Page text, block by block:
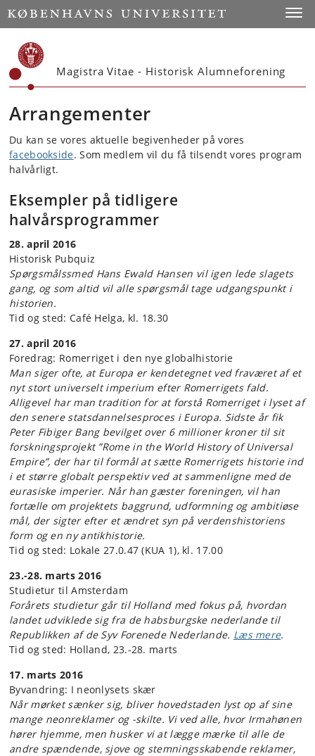
Start
Magistra Vitae - Historisk Alumneforening
Arrangementer
Du kan se vores aktuelle begivenheder på vores
facebookside. Som medlem vil du få tilsendt vores program
halvårligt.
Eksempler på tidligere
halvårsprogrammer
28. april 2016
Historisk Pubquiz
Spørgsmålssmed Hans Ewald Hansen vil igen lede slagets
gang, og som altid vil alle spørgsmål tage udgangspunkt i
historien.
Tid og sted: Café Helga, kl. 18.30
27. april 2016
Foredrag: Romerriget i den nye globalhistorie
Man siger ofte, at Europa er kendetegnet ved fraværet af et
nyt stort universelt imperium efter Romerrigets fald.
Alligevel har man tradition for at forstå Romerriget i lyset af
den senere statsdannelsesproces i Europa. Sidste år fik
Peter Fibiger Bang bevilget over 6 millioner kroner til sit
forskningsprojekt ”Rome in the World History of Universal
Empire”, der har til formål at sætte Romerrigets historie ind
i et større globalt perspektiv ved at sammenligne med de
eurasiske imperier. Når han gæster foreningen, vil han
fortælle om projektets baggrund, udformning og ambitiøse
mål, der sigter efter et ændret syn på verdenshistoriens
form og en ny antikhistorie.
Tid og sted: Lokale 27.0.47 (KUA 1), kl. 17.00
23.-28. marts 2016
Studietur til Amsterdam
Forårets studietur går til Holland med fokus på, hvordan
landet udviklede sig fra de habsburgske nederlande til
Republikken af de Syv Forenede Nederlande. Læs mere.
Tid og sted: Holland, 23.-28. marts
17. marts 2016
Byvandring: I neonlysets skær
Når mørket sænker sig, bliver hovedstaden lyst op af sine
mange neonreklamer og -skilte. Vi ved alle, hvor Irmahønen
hører hjemme, men husker vi at lægge mærke til alle de
andre spændende, sjove og stemningsskabende reklamer,